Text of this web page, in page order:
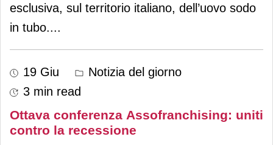
esclusiva, sul territorio italiano, dell’uovo sodo
in tubo....
19 Giu
Notizia del giorno
3 min read
Ottava conferenza Assofranchising: uniti
contro la recessione